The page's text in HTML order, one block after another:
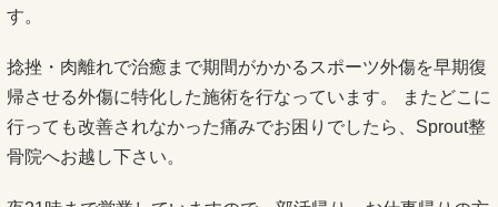
す。
捻挫・肉離れで治癒まで期間がかかるスポーツ外傷を早期復
帰させる外傷に特化した施術を行なっています。 またどこに
行っても改善されなかった痛みでお困りでしたら、Sprout整
骨院へお越し下さい。